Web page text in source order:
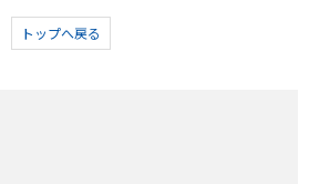
トップへ戻る